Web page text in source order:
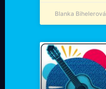
Blanka Bihelerová